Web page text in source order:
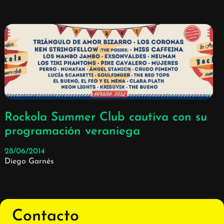
Rockola Summer Club cautiva con su
programación veraniega
28/06/2014
Diego Garnés
Contacto